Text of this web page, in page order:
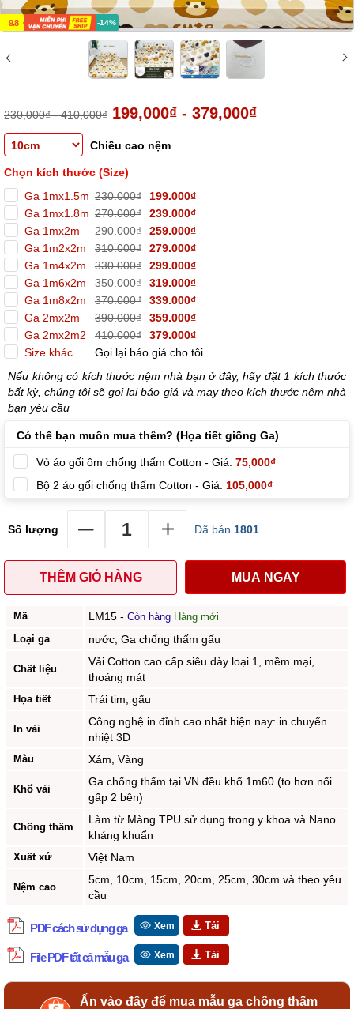
9.8 -14%
230,000₫ - 410,000₫ 199,000₫ - 379,000₫
Chiều cao nệm
Chọn kích thước (Size)
Ga 1mx1.5m 230.000₫
199.000₫
Ga 1mx1.8m 270.000₫
239.000₫
Ga 1mx2m
290.000₫
259.000₫
Ga 1m2x2m
310.000₫
279.000₫
Ga 1m4x2m
330.000₫
299.000₫
Ga 1m6x2m
350.000₫
319.000₫
Ga 1m8x2m
370.000₫
339.000₫
Ga 2mx2m
390.000₫
359.000₫
Ga 2mx2m2
410.000₫
379.000₫
Size khác
Gọi lại báo giá cho tôi
Nếu không có kích thước nệm nhà bạn ở đây, hãy đặt 1 kích thước
bất kỳ, chúng tôi sẽ gọi lại báo giá và may theo kích thước nệm nhà
bạn yêu cầu
Có thể bạn muốn mua thêm? (Họa tiết giống Ga)
Vỏ áo gối ôm chống thấm Cotton - Giá: 75,000₫
Bộ 2 áo gối chống thấm Cotton - Giá: 105,000₫
Số lượng Đã bán 1801
THÊM GIỎ HÀNG MUA NGAY
Mã LM15 - Còn hàng Hàng mới
Loại ga
nước, Ga chống thấm gấu
Chất liệu
Vải Cotton cao cấp siêu dày loại 1, mềm mại,
thoáng mát
Họa tiết Trái tim, gấu
In vải
Công nghệ in đỉnh cao nhất hiện nay: in chuyển
nhiệt 3D
Màu Xám, Vàng
Khổ vải
Ga chống thấm tại VN đều khổ 1m60 (to hơn nối
gấp 2 bên)
Chống thấm
Làm từ Màng TPU sử dụng trong y khoa và Nano
kháng khuẩn
Xuất xứ Việt Nam
Nệm cao
5cm, 10cm, 15cm, 20cm, 25cm, 30cm và theo yêu
cầu
PDF cách sử dụng ga Xem
File PDF tất cả mẫu ga Xem
Ấn vào đây để mua mẫu ga chống thấm